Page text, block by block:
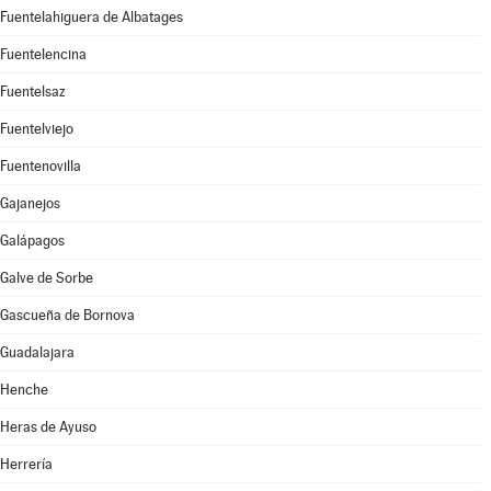
Fuentelahiguera de Albatages
Fuentelencina
Fuentelsaz
Fuentelviejo
Fuentenovilla
Gajanejos
Galápagos
Galve de Sorbe
Gascueña de Bornova
Guadalajara
Henche
Heras de Ayuso
Herrería